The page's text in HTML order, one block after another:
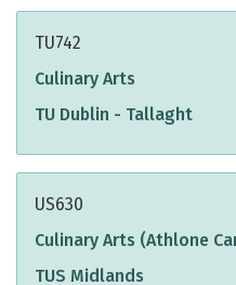
TU742
Culinary Arts
TU Dublin - Tallaght
US630
Culinary Arts (Athlone
TUS Midlands